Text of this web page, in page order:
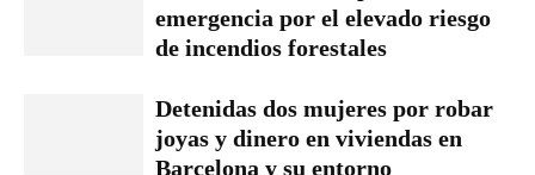
emergencia por el elevado riesgo
de incendios forestales
Detenidas dos mujeres por robar
joyas y dinero en viviendas en
Barcelona y su entorno